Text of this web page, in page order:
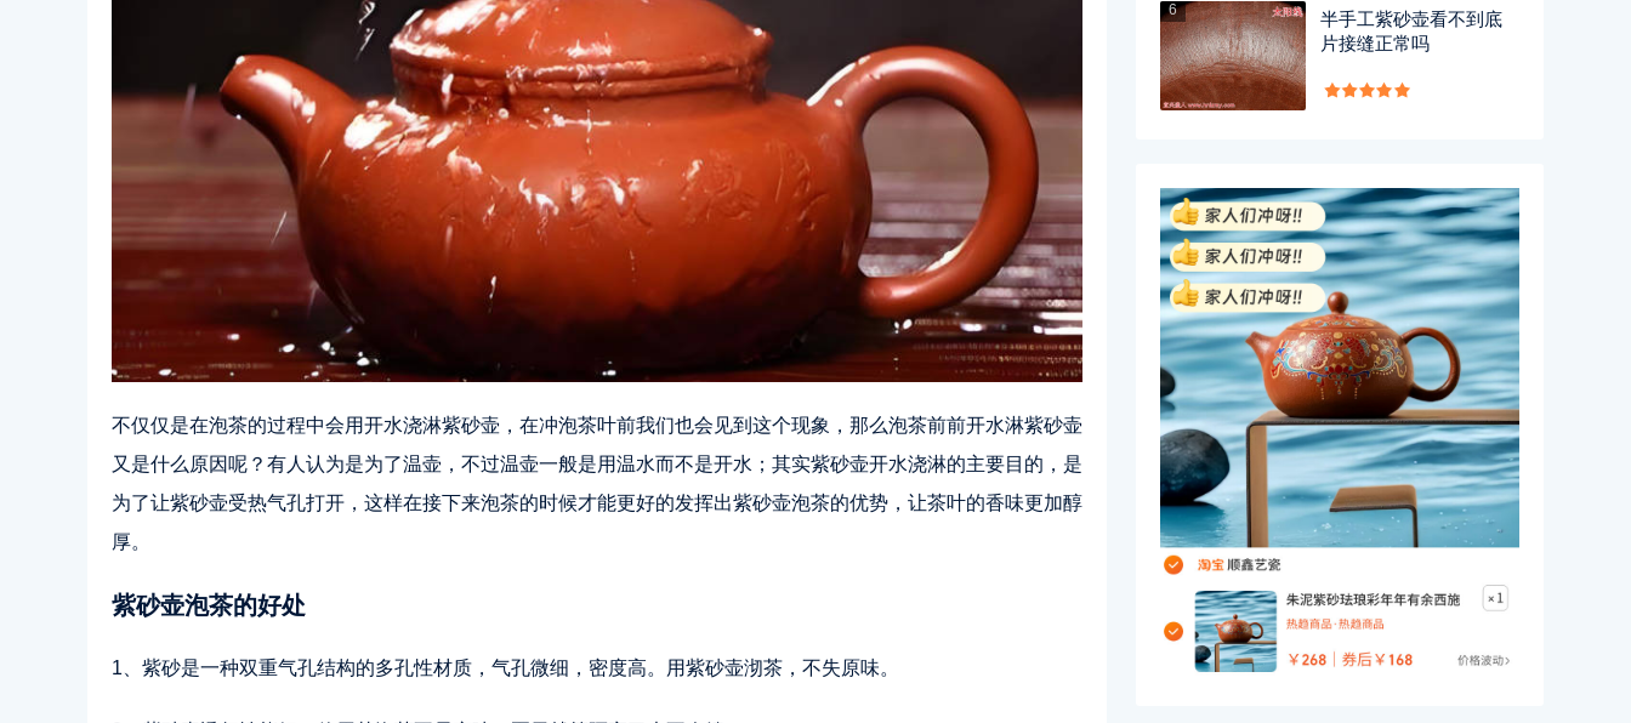
不仅仅是在泡茶的过程中会用开水浇淋紫砂壶，在冲泡茶叶前我们也会见到这个现象，那么泡茶前前开水淋紫砂壶
又是什么原因呢？有人认为是为了温壶，不过温壶一般是用温水而不是开水；其实紫砂壶开水浇淋的主要目的，是
为了让紫砂壶受热气孔打开，这样在接下来泡茶的时候才能更好的发挥出紫砂壶泡茶的优势，让茶叶的香味更加醇
厚。
紫砂壶泡茶的好处
1、紫砂是一种双重气孔结构的多孔性材质，气孔微细，密度高。用紫砂壶沏茶，不失原味。
6
半手工紫砂壶看不到底
片接缝正常吗